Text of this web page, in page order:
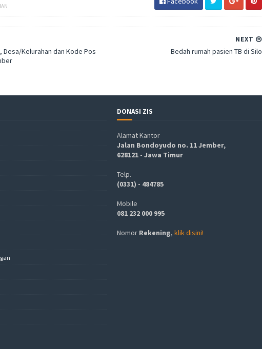
NEXT
Bedah rumah pasien TB di Silo
Desa/Kelurahan dan Kode Pos
DONASI ZIS
Alamat Kantor
Jalan Bondoyudo no. 11 Jember,
628121 - Jawa Timur
Telp.
(0331) - 484785
Mobile
081 232 000 995
Nomor Rekening, klik disini!